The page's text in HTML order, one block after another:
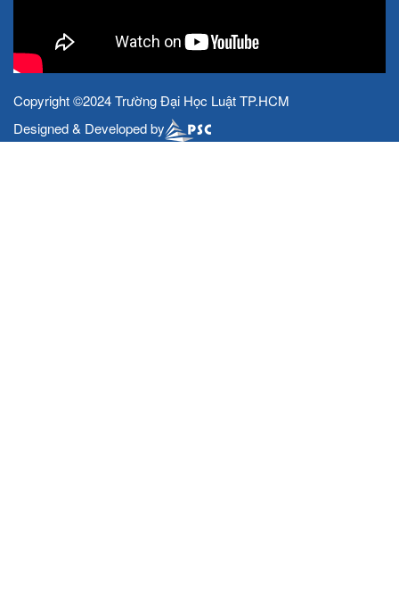
Copyright ©2024 Trường Đại Học Luật TP.HCM
Designed & Developed by